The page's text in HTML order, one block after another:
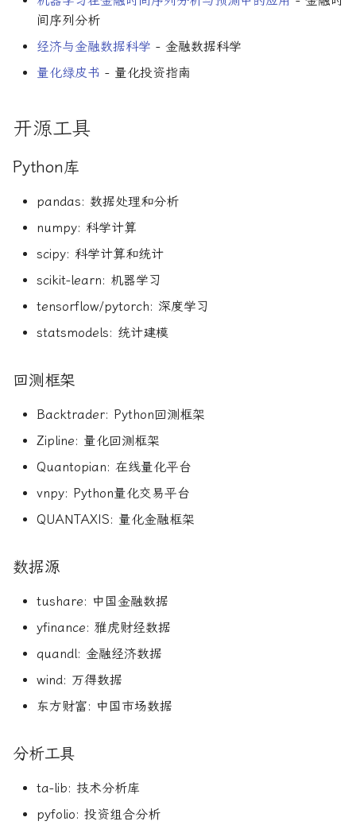
间序列分析
经济与金融数据科学 - 金融数据科学
量化绿皮书 - 量化投资指南
开源工具
Python库
pandas: 数据处理和分析
numpy: 科学计算
scipy: 科学计算和统计
scikit-learn: 机器学习
tensorflow/pytorch: 深度学习
statsmodels: 统计建模
回测框架
Backtrader: Python回测框架
Zipline: 量化回测框架
Quantopian: 在线量化平台
vnpy: Python量化交易平台
QUANTAXIS: 量化金融框架
数据源
tushare: 中国金融数据
yfinance: 雅虎财经数据
quandl: 金融经济数据
wind: 万得数据
东方财富: 中国市场数据
分析工具
ta-lib: 技术分析库
pyfolio: 投资组合分析